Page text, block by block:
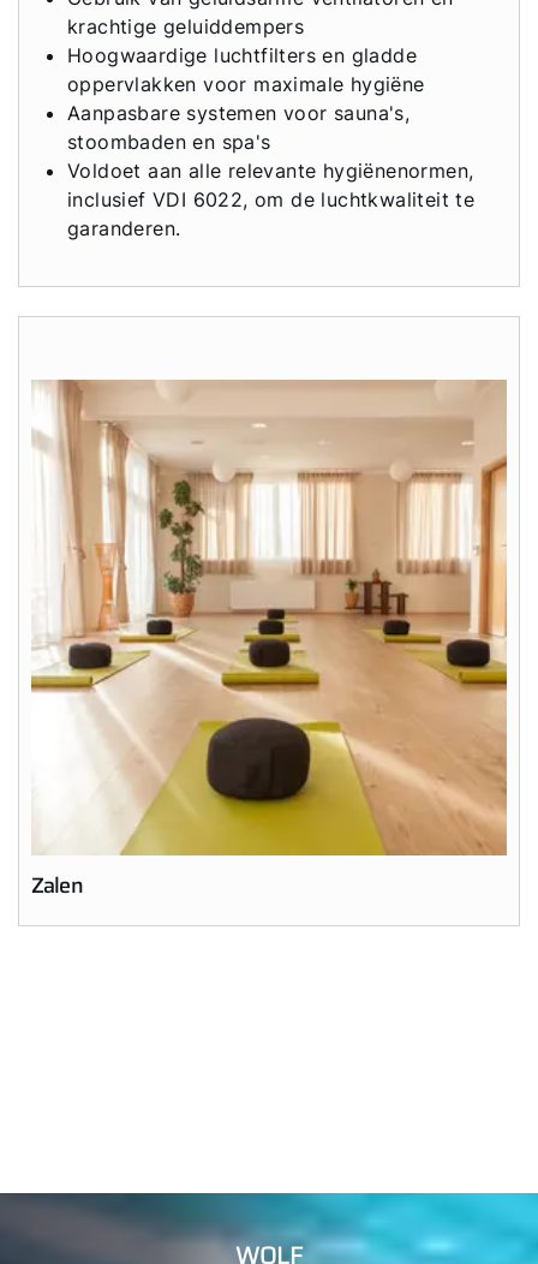
krachtige geluiddempers
Hoogwaardige luchtfilters en gladde
oppervlakken voor maximale hygiëne
Aanpasbare systemen voor sauna's,
stoombaden en spa's
Voldoet aan alle relevante hygiënenormen,
inclusief VDI 6022, om de luchtkwaliteit te
garanderen.
Zalen
WOLF